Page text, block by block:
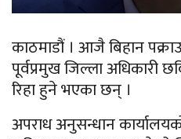
काठमाडौं । आजै बिहान
पूर्वप्रमुख जिल्ला अधिकारी
रिहा हुने भएका छन् ।
अपराध अनुसन्धान